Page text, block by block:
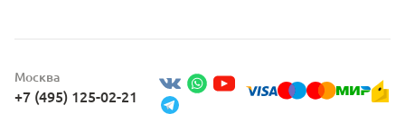
Москва
+7 (495) 125-02-21